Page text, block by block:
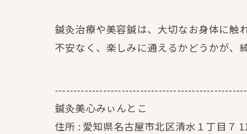
鍼灸治療や美容鍼は、大切なお身体に触
不安なく、楽しみに通えるかどうかが
鍼灸美心みぃんとこ
住所 : 愛知県名古屋市北区清水１丁目７